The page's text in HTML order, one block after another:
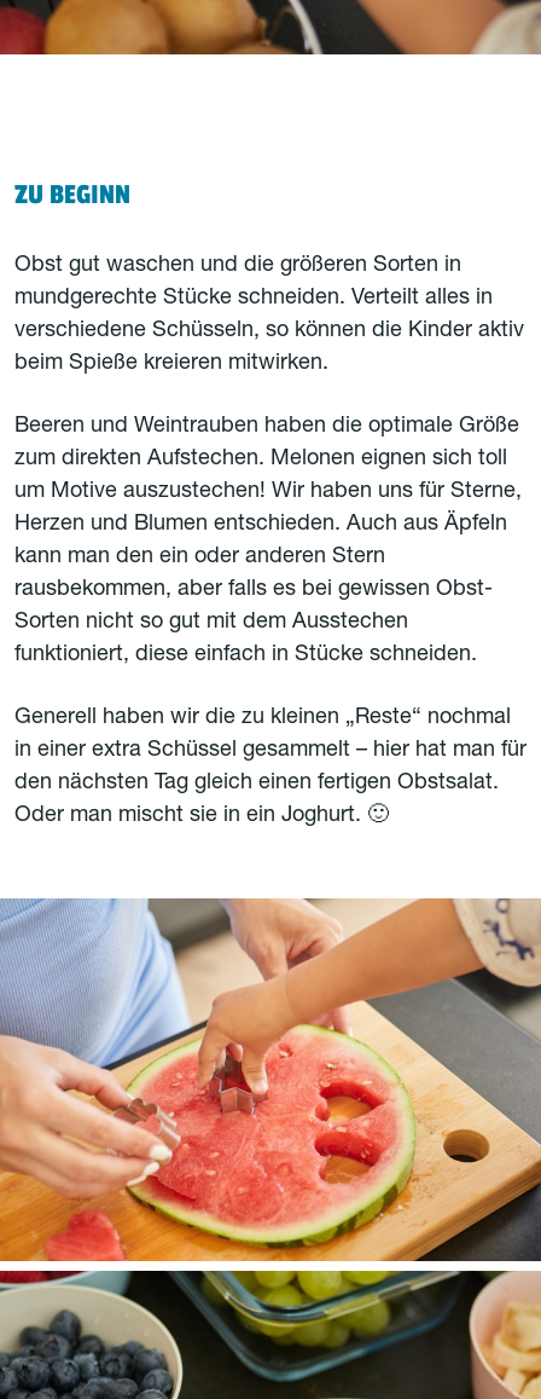
ZU BEGINN
Obst gut waschen und die größeren Sorten in
mundgerechte Stücke schneiden. Verteilt alles in
verschiedene Schüsseln, so können die Kinder aktiv
beim Spieße kreieren mitwirken.
Beeren und Weintrauben haben die optimale Größe
zum direkten Aufstechen. Melonen eignen sich toll
um Motive auszustechen! Wir haben uns für Sterne,
Herzen und Blumen entschieden. Auch aus Äpfeln
kann man den ein oder anderen Stern
rausbekommen, aber falls es bei gewissen Obst-
Sorten nicht so gut mit dem Ausstechen
funktioniert, diese einfach in Stücke schneiden.
Generell haben wir die zu kleinen „Reste“ nochmal
in einer extra Schüssel gesammelt – hier hat man für
den nächsten Tag gleich einen fertigen Obstsalat.
Oder man mischt sie in ein Joghurt. 🙂